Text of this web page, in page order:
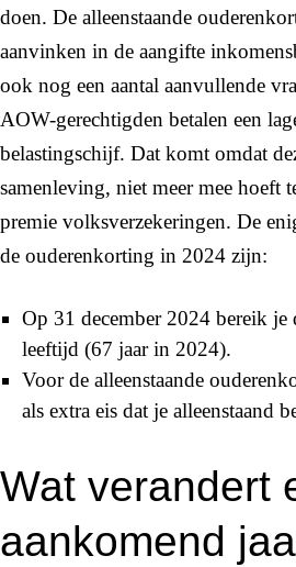
doen. De alleenstaande
aanvinken in de aangifte
ook nog een aantal aanvullende
AOW-gerechtigden betalen een
belastingschijf. Dat komt omdat
samenleving, niet meer mee hoeft
premie volksverzekeringen. De
de ouderenkorting in 2024 zijn:
Op 31 december 2024 bereik je
leeftijd (67 jaar in 2024).
Voor de alleenstaande
als extra eis dat je alleenstaand
Wat verandert
aankomend